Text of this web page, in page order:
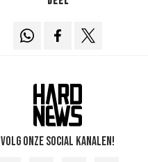
Volg onze social kanalen!